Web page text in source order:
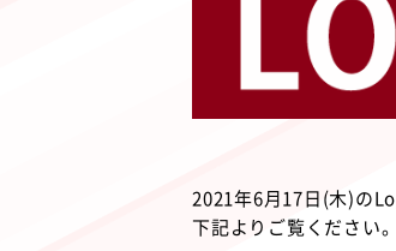
2021年6月17日(木)の
下記よりご覧ください。